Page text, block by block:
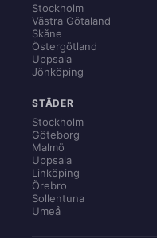
Stockholm
Västra Götaland
Skåne
Östergötland
Uppsala
Jönköping
STÄDER
Stockholm
Göteborg
Malmö
Uppsala
Linköping
Örebro
Sollentuna
Umeå